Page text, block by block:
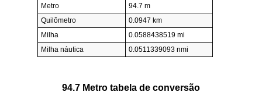
Metro
94.7 m
Quilômetro
0.0947 km
Milha
0.0588438519 mi
Milha náutica
0.0511339093 nmi
94.7 Metro tabela de conversão